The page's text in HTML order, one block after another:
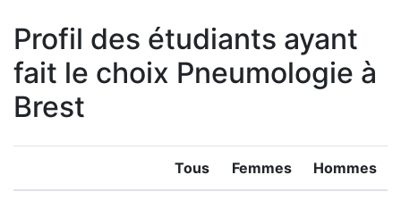
Profil des étudiants ayant
fait le choix Pneumologie à
Brest
Tous Femmes Hommes